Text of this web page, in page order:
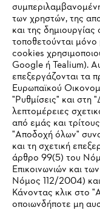
Εταιρεία
STIHL Συχνές
Service
IHR
των χρηστών, της
και της
τοποθετούνται
cookies
Google ή Tealium).
επεξεργάζονται τα
Ευρωπαϊκού
"Ρυθμίσεις" και στη
λεπτομέρειες
από εμάς και
"Αποδοχή όλων"
και τη σχετική
άρθρο 99(5) του
Επικοινωνιών και
Νόμος 112/2004)
Κάνοντας κλικ στο
οποιωνδήποτε μη